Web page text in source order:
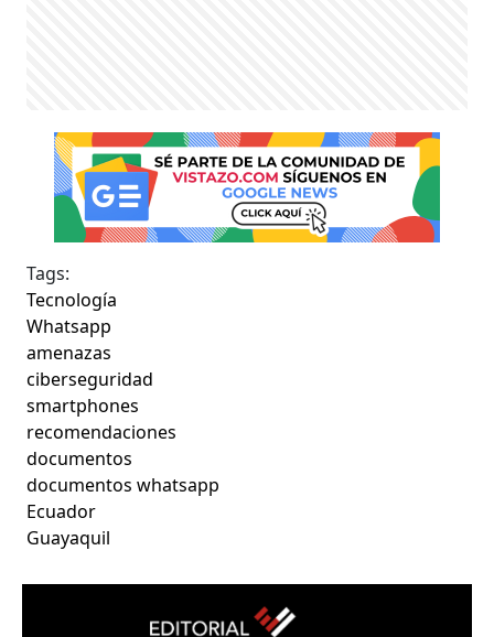
Tags:
Tecnología
Whatsapp
amenazas
ciberseguridad
smartphones
recomendaciones
documentos
documentos whatsapp
Ecuador
Guayaquil